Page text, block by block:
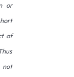
or
of
not